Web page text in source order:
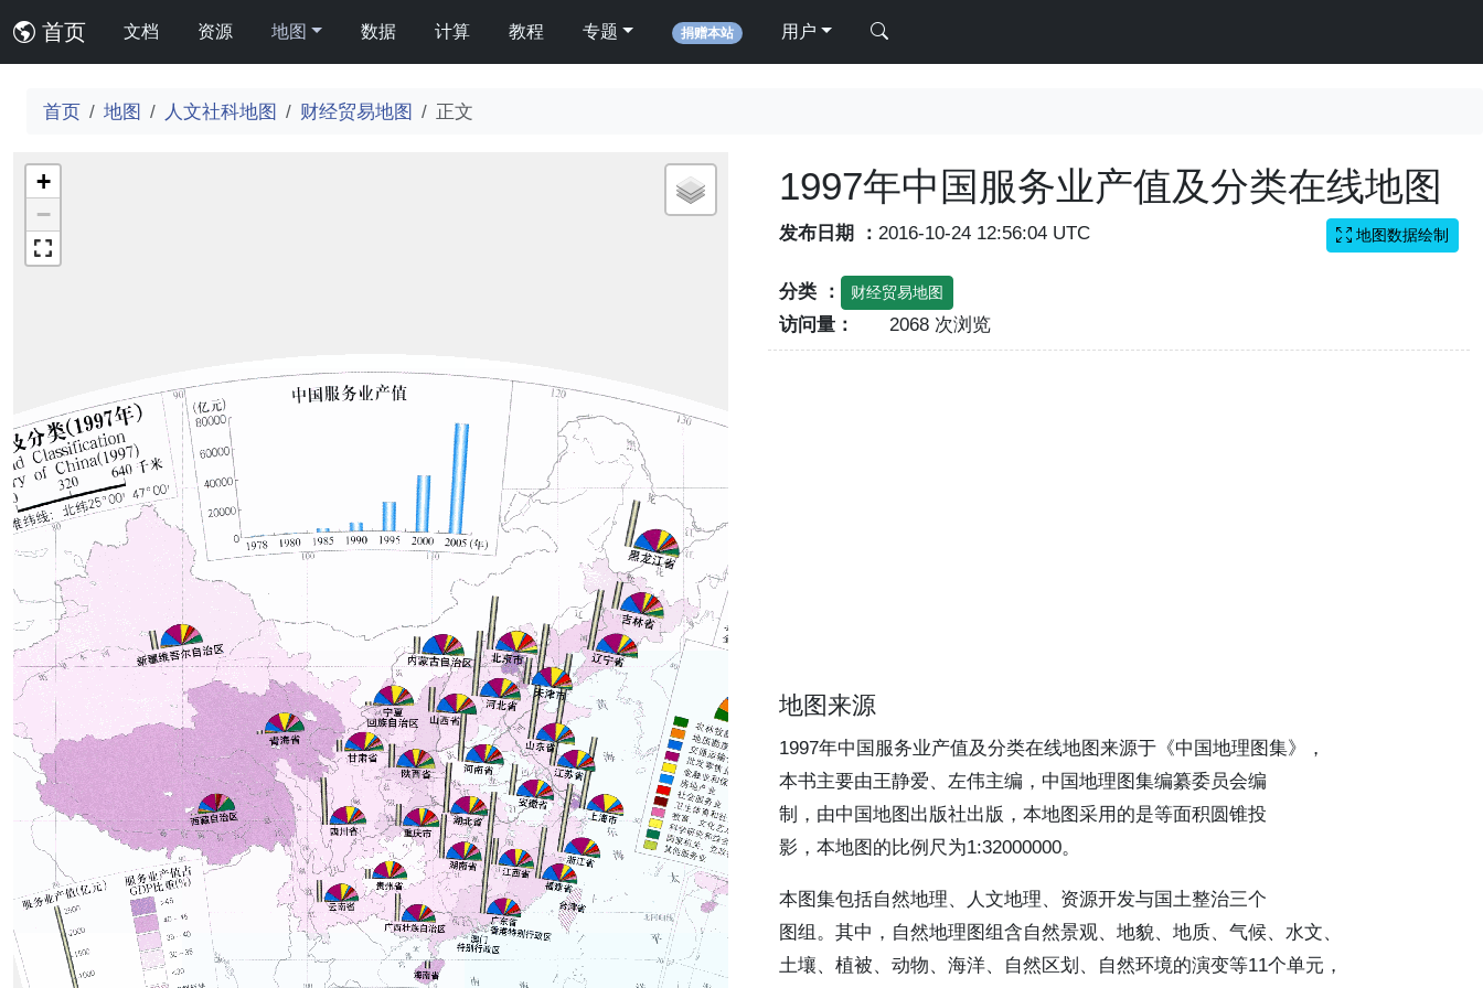
首页 文档 资源 地图 数据 计算 教程 专题 捐赠本站 用户
首页 地图 人文社科地图 财经贸易地图 正文
+
−
1997年中国服务业产值及分类在线地图
发布日期 ： 2016-10-24 12:56:04 UTC
分类 ： 财经贸易地图
访问量： 2068 次浏览
地图数据绘制
地图来源
1997年中国服务业产值及分类在线地图来源于《中国地理图集》，
本书主要由王静爱、左伟主编，中国地理图集编纂委员会编
制，由中国地图出版社出版，本地图采用的是等面积圆锥投
影，本地图的比例尺为1:32000000。
本图集包括自然地理、人文地理、资源开发与国土整治三个
图组。其中，自然地理图组含自然景观、地貌、地质、气候、水文、
土壤、植被、动物、海洋、自然区划、自然环境的演变等11个单元，